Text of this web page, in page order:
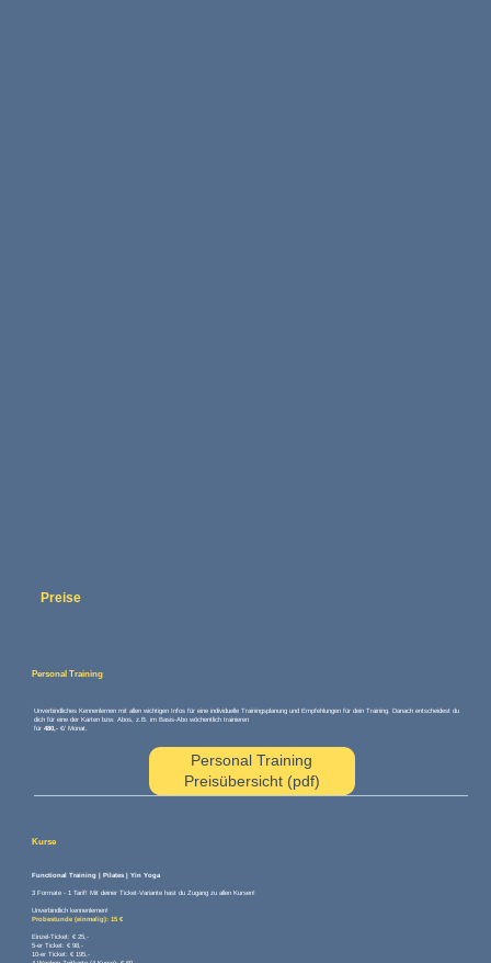
Preise
Personal Training
Unverbindliches Kennenlernen mit allen wichtigen Infos für eine individuelle Trainingsplanung und Empfehlungen für dein Training. Danach entscheidest du
dich für eine der Karten bzw. Abos, z.B. im Basis-Abo wöchentlich trainieren
für480,- €/ Monat.
Personal Training
Preisübersicht (pdf)
Kurse
Functional Training | Pilates | Yin Yoga
3 Formate - 1 Tarif! Mit deiner Ticket-Variante hast du Zugang zu allen Kursen!
Unverbindlich kennenlernen!
Probestunde (einmalig): 15 €
Einzel-Ticket: € 25,-
5-er Ticket: € 98,-
10-er Ticket: € 195,-